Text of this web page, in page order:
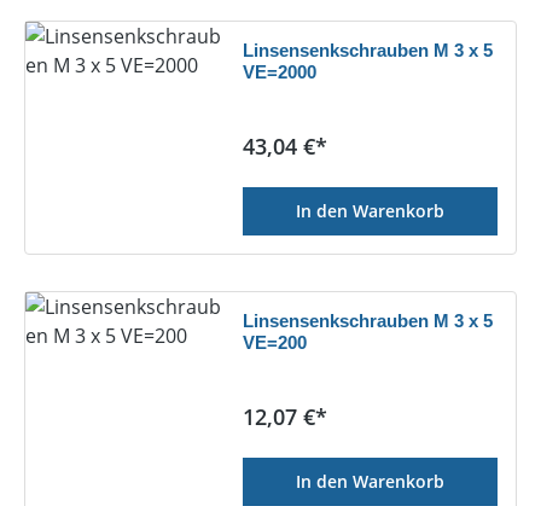
Linsensenkschrauben M 3 x 5
VE=2000
Regulärer Preis:
43,04 €*
In den Warenkorb
Linsensenkschrauben M 3 x 5
VE=200
Regulärer Preis:
12,07 €*
In den Warenkorb